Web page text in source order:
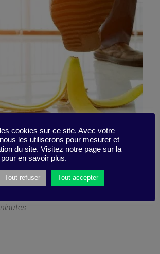
commettre une
?
cookies sur ce site. Avec votre
les utiliserons pour mesurer et
du site. Visitez notre page sur la
en savoir plus.
Tout refuser Tout accepter